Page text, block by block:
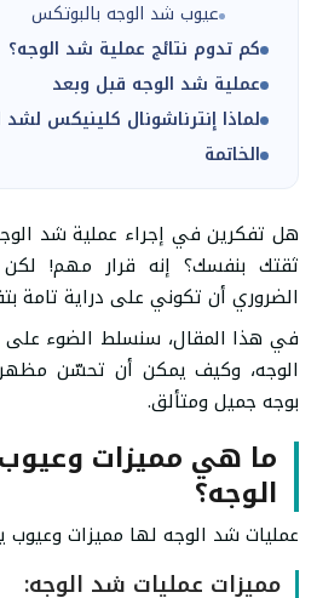
عيوب شد الوجه بالبوتكس
كم تدوم نتائج عملية شد الوجه؟
عملية شد الوجه قبل وبعد
لماذا إنترناشونال كلينيكس لشد
الخاتمة
هل تفكرين في إجراء عملية شد
ثقتك بنفسك؟ إنه قرار مهم!
الضروري أن تكوني على دراية تامة
في هذا المقال، سنسلط الضوء على
الوجه، وكيف يمكن أن تحسّن
بوجه جميل ومتألق.
ما هي مميزات
الوجه؟
عمليات شد الوجه لها مميزات وعيوب
مميزات عمليات شد الوجه: